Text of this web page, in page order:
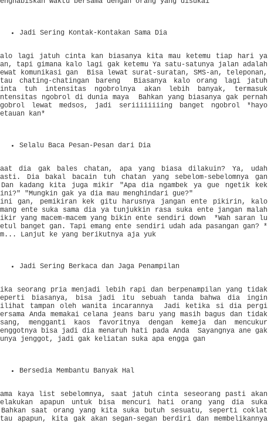
Jadi Sering Kontak-Kontakan Sama Dia
lagi jatuh cinta kan biasanya kita mau ketemu tiap hari ya
tapi gimana kalo lagi gak ketemu Ya satu-satunya jalan adalah
komunikasi gan Bisa lewat surat-suratan, SMS-an, teleponan,
chating-chatingan bareng Biasanya kalo orang lagi jatuh
tuh intensitas ngobrolnya akan lebih banyak, termasuk
ngobrol di dunia maya Bahkan yang biasanya gak pernah
lewat medsos, jadi seriiiiiiiing banget ngobrol *hayo
kan*
Selalu Baca Pesan-Pesan dari Dia
dia gak bales chatan, apa yang biasa dilakuin? Ya, udah
Dia bakal bacain tuh chatan yang sebelom-sebelomnya gan
kadang kita juga mikir "Apa dia ngambek ya gue ngetik kek
"Mungkin gak ya dia mau menghindari gue?"
gan, pemikiran kek gitu harusnya jangan ente pikirin, kalo
ente suka sama dia ya tunjukkin rasa suka ente jangan malah
yang macem-macem yang bikin ente sendiri down *Wah saran lu
banget gan. Tapi emang ente sendiri udah ada pasangan gan? *
Lanjut ke yang berikutnya aja yuk
Jadi Sering Berkaca dan Jaga Penampilan
seorang pria menjadi lebih rapi dan berpenampilan yang tidak
biasanya, bisa jadi itu sebuah tanda bahwa dia ingin
tampan oleh wanita incarannya Jadi ketika si dia pergi
Anda memakai celana jeans baru yang masih bagus dan tidak
mengganti kaos favoritnya dengan kemeja dan mencukur
bisa jadi dia menaruh hati pada Anda Sayangnya ane gak
jenggot, jadi gak keliatan suka apa engga gan
Bersedia Membantu Banyak Hal
kaya list sebelomnya, saat jatuh cinta seseorang pasti akan
apapun untuk bisa mencuri hati orang yang dia suka
saat orang yang kita suka butuh sesuatu, seperti coklat
apapun, kita gak akan segan-segan berdiri dan membelikannya